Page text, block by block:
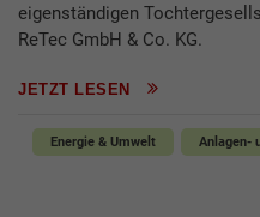
eigenständigen
ReTec GmbH & Co. KG.
JETZT LESEN
Energie & Umwelt Anlagen-